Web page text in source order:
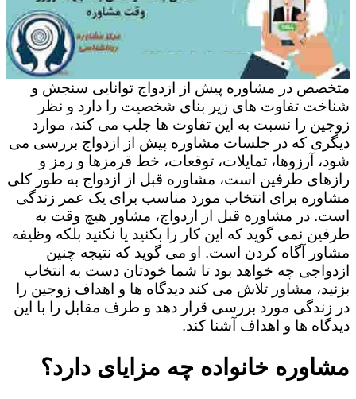
متخصص در مشاوره پیش از ازدواج توانایی سنجش و
شناخت تفاوت های زیر بنای شخصیت را دارد و نظر
زوجین را نسبت به این تفاوت ها جلب می کند، موارد
دیگری که در جلسات مشاوره پیش از ازدواج بررسی می
شود، آرزوها، تمایلات، توقعات، خط قرمزها و رمز و
رازهای طرفین است، مشاوره قبل از ازدواج به طور کلی
مشاوره برای انتخاب مورد مناسب برای یک عمر زندگی
است. در مشاوره قبل از ازدواج، مشاور هیچ وقت به
طرفین نمی گوید که این کار را بکنید یا نکنید بلکه وظیفه
مشاور آگاه کردن است. او می گوید که نتیجه چنین
ازدواجی چه خواهد بود تا شما خودتان دست به انتخاب
بزنید، مشاور تلاش می کند دیدگاه ها و اهداف زوجین را
در زندگی مورد بررسی قرار دهد و طرف مقابل را با این
دیدگاه ها و اهداف آشنا کند.
مشاوره خانواده چه مزایای دارد؟